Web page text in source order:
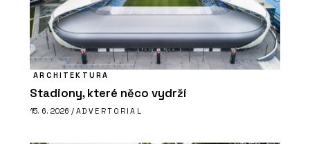
ARCHITEKTURA
Stadiony, které něco vydrží
15. 6. 2026 / ADVERTORIAL